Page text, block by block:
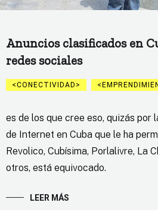
Anuncios clasificados en
redes sociales
CONECTIVIDAD
es de los que cree eso, quizás
de Internet en Cuba que le ha
Revolico, Cubísima, Porlalivre, La
otros, está equivocado.
LEER MÁS